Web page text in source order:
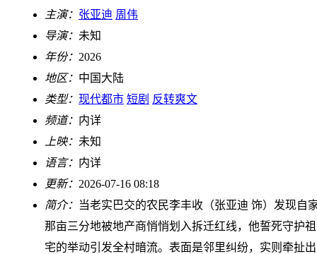
主演： 张亚迪 周伟
导演： 未知
年份： 2026
地区： 中国大陆
类型： 现代都市 短剧 反转爽文
频道： 内详
上映： 未知
语言： 内详
更新： 2026-07-16 08:18
简介： 当老实巴交的农民李丰收（张亚迪 饰）发现自
那亩三分地被地产商悄悄划入拆迁红线，他誓死守护祖
宅的举动引发全村暗流。表面是邻里纠纷，实则牵扯出